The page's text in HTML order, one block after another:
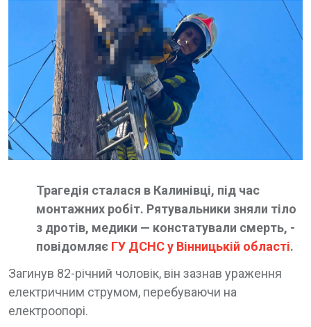
Трагедія сталася в Калинівці, під час
монтажних робіт. Рятувальники зняли тіло
з дротів, медики — констатували смерть, -
повідомляє ГУ ДСНС у Вінницькій області.
Загинув 82-річний чоловік, він зазнав ураження
електричним струмом, перебуваючи на
електроопорі.